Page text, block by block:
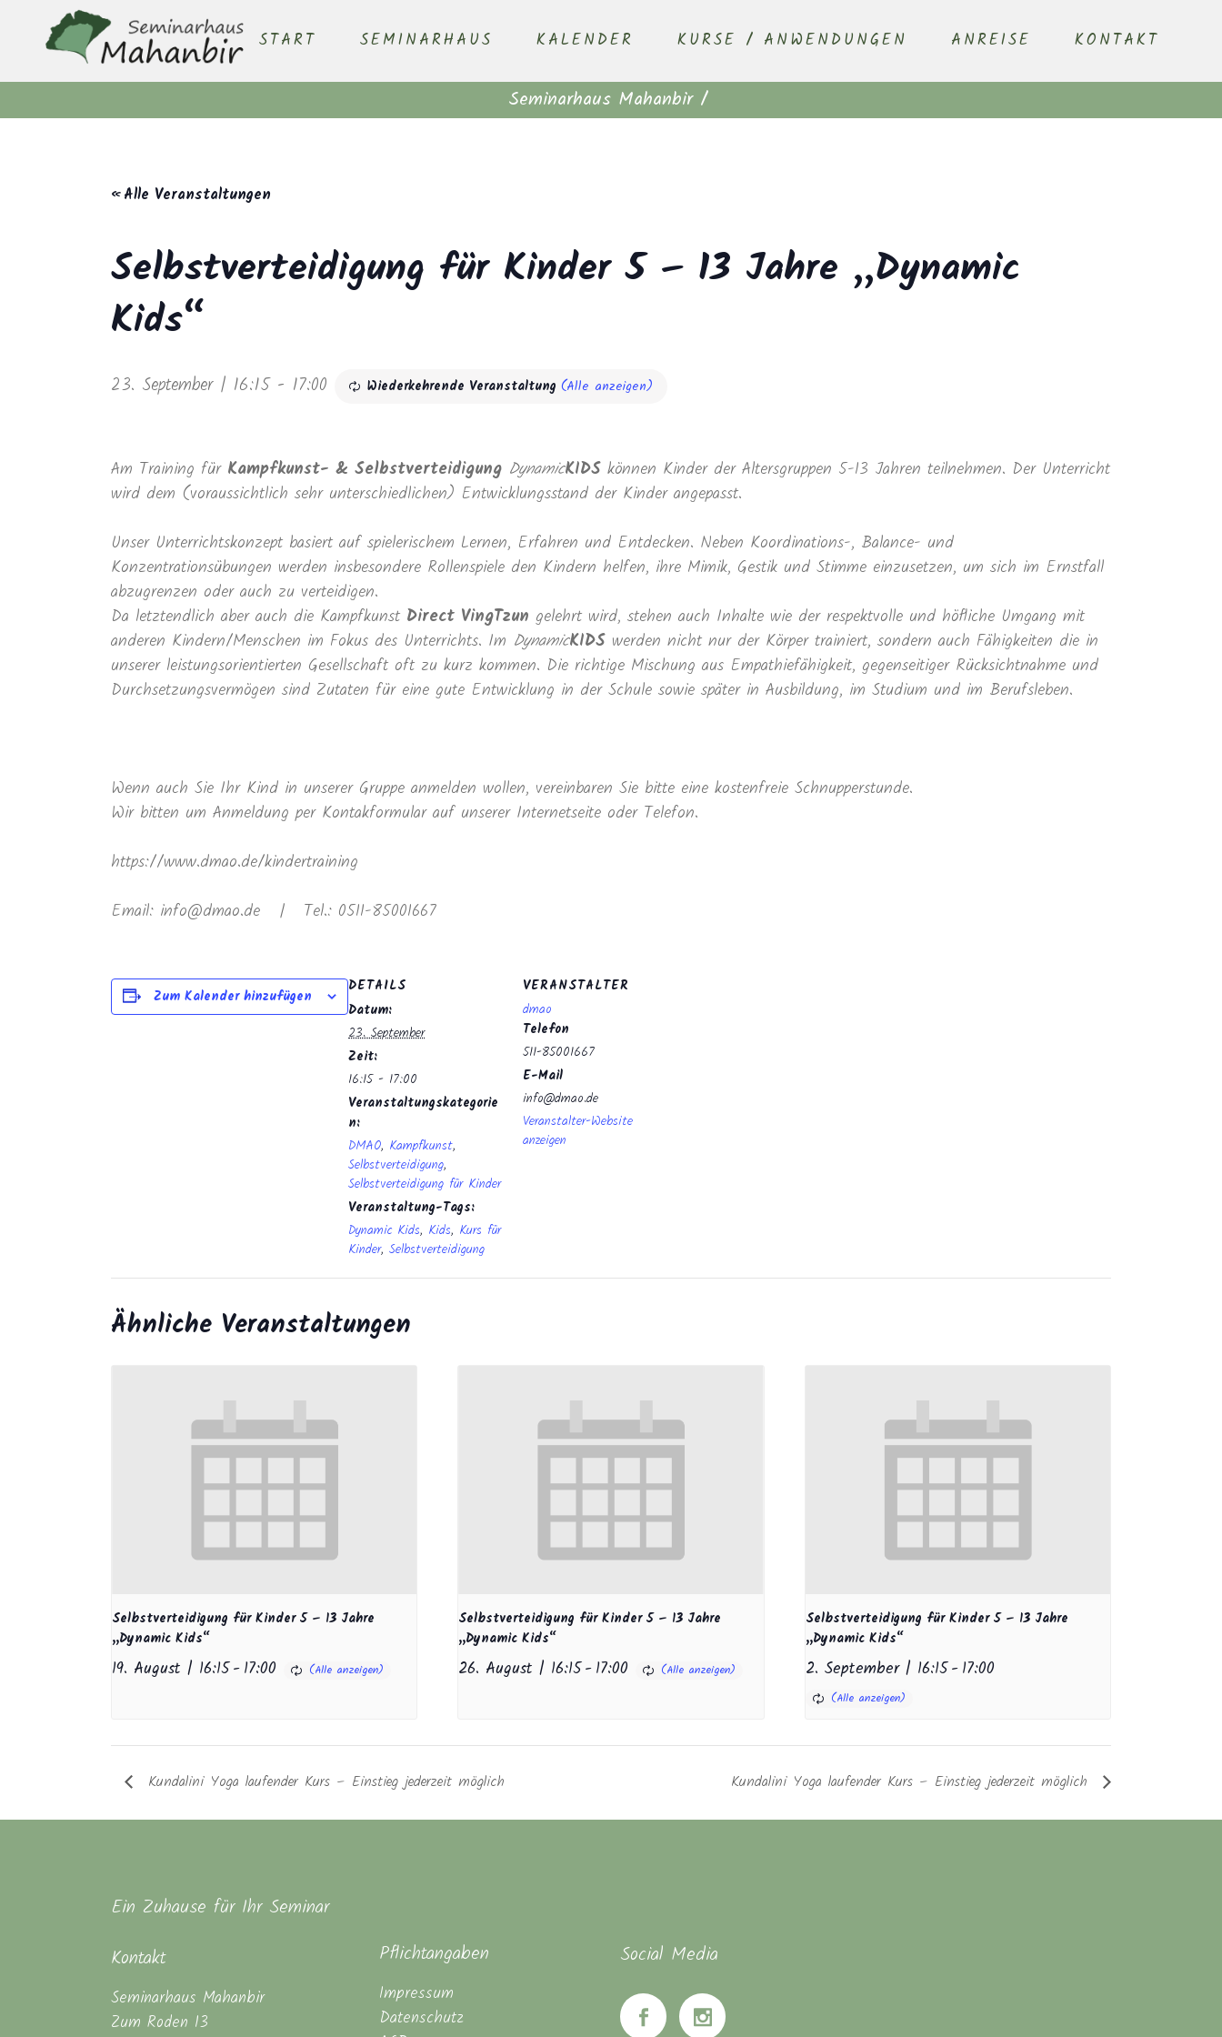
START SEMINARHAUS KALENDER KURSE / ANWENDUNGEN ANREISE KONTAKT
Seminarhaus Mahanbir/
« Alle Veranstaltungen
Selbstverteidigung für Kinder 5 – 13 Jahre „Dynamic
Kids“
23. September | 16:15- 17:00 Wiederkehrende Veranstaltung (Alle anzeigen)
Am Training für Kampfkunst- & Selbstverteidigung DynamicKIDS können Kinder der Altersgruppen 5-13 Jahren teilnehmen. Der Unterricht
wird dem (voraussichtlich sehr unterschiedlichen) Entwicklungsstand der Kinder angepasst.
Unser Unterrichtskonzept basiert auf spielerischem Lernen, Erfahren und Entdecken. Neben Koordinations-, Balance- und
Konzentrationsübungen werden insbesondere Rollenspiele den Kindern helfen, ihre Mimik, Gestik und Stimme einzusetzen, um sich im Ernstfall
abzugrenzen oder auch zu verteidigen.
Da letztendlich aber auch die Kampfkunst Direct VingTzun gelehrt wird, stehen auch Inhalte wie der respektvolle und höfliche Umgang mit
anderen Kindern/Menschen im Fokus des Unterrichts. Im DynamicKIDS werden nicht nur der Körper trainiert, sondern auch Fähigkeiten die in
unserer leistungsorientierten Gesellschaft oft zu kurz kommen. Die richtige Mischung aus Empathiefähigkeit, gegenseitiger Rücksichtnahme und
Durchsetzungsvermögen sind Zutaten für eine gute Entwicklung in der Schule sowie später in Ausbildung, im Studium und im Berufsleben.
Wenn auch Sie Ihr Kind in unserer Gruppe anmelden wollen, vereinbaren Sie bitte eine kostenfreie Schnupperstunde.
Wir bitten um Anmeldung per Kontakformular auf unserer Internetseite oder Telefon.
https://www.dmao.de/kindertraining
Email: info@dmao.de | Tel.: 0511-85001667
Zum Kalender hinzufügen
DETAILS
Datum:
23. September
Zeit:
16:15 - 17:00
Veranstaltungskategorie
n:
DMAO, Kampfkunst,
Selbstverteidigung,
Selbstverteidigung für Kinder
Veranstaltung-Tags:
Dynamic Kids, Kids, Kurs für
Kinder, Selbstverteidigung
VERANSTALTER
dmao
Telefon
511-85001667
E-Mail
info@dmao.de
Veranstalter-Website
anzeigen
Ähnliche Veranstaltungen
Selbstverteidigung für Kinder 5 – 13 Jahre
„Dynamic Kids“
19. August | 16:15-17:00
Selbstverteidigung für Kinder 5 – 13 Jahre
„Dynamic Kids“
26. August | 16:15-17:00
Selbstverteidigung für Kinder 5 – 13 Jahre
„Dynamic Kids“
2. September | 16:15-17:00
Kundalini Yoga laufender Kurs – Einstieg jederzeit möglich Kundalini Yoga laufender Kurs – Einstieg jederzeit möglich
Ein Zuhause für Ihr Seminar
Kontakt
Seminarhaus Mahanbir
Zum Roden 13
Pflichtangaben
Impressum
Datenschutz
Social Media